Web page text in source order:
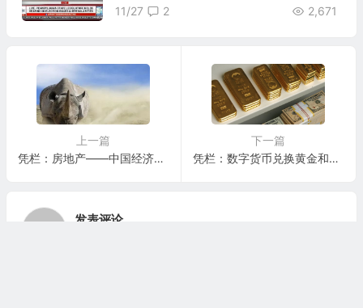
11/27 2,671
2
上一篇
凭栏：房地产——中国经济最大的灰犀牛
下一篇
凭栏：数字货币兑换黄金和外汇？想太多了！
发表评论